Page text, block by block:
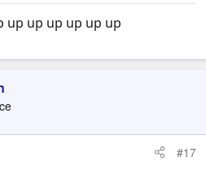
up up up up up up
#17